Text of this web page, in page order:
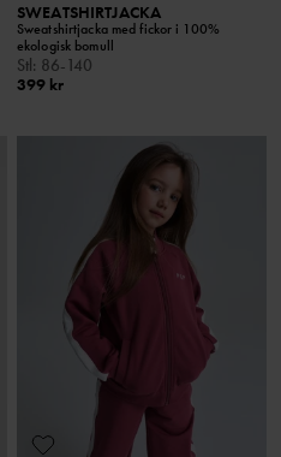
SWEATSHIRTJACKA
Sweatshirtjacka med fickor i 100%
ekologisk bomull
Stl : 86-140
399 kr